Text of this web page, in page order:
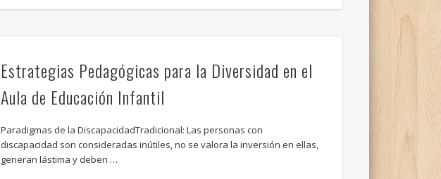
Estrategias Pedagógicas para la Diversidad en el
Aula de Educación Infantil
Paradigmas de la DiscapacidadTradicional: Las personas con
discapacidad son consideradas inútiles, no se valora la inversión en ellas,
generan lástima y deben …